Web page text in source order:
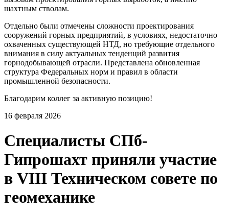
шахтным стволам.
Отдельно были отмечены сложности проектирования
сооружений горных предприятий, в условиях, недостаточно
охваченных существующей НТД, но требующие отдельного
внимания в силу актуальных тенденций развития
горнодобывающей отрасли. Представлена обновленная
структура Федеральных норм и правил в области
промышленной безопасности.
Благодарим коллег за активную позицию!
16 февраля 2026
Специалисты СПб-
Гипрошахт приняли участие
в VIII Техническом совете по
геомеханике